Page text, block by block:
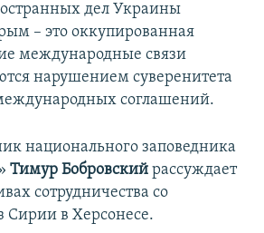
дел Украины
– это оккупированная
международные связи
нарушением суверенитета
соглашений.
национального заповедника
Тимур Бобровский рассуждает
сотрудничества со
Сирии в Херсонесе.